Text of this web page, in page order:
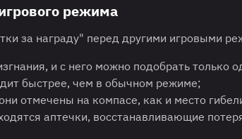
режима
за награду" перед другими игровыми
и с него можно подобрать только
быстрее, чем в обычном режиме;
отмечены на компасе, как и место
аптечки, восстанавливающие